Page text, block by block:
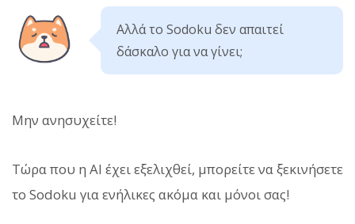
Αλλά το Sodoku δεν απαιτεί
δάσκαλο για να γίνει;
Μην ανησυχείτε!
Τώρα που η AI έχει εξελιχθεί, μπορείτε να ξεκινήσετε
το Sodoku για ενήλικες ακόμα και μόνοι σας!